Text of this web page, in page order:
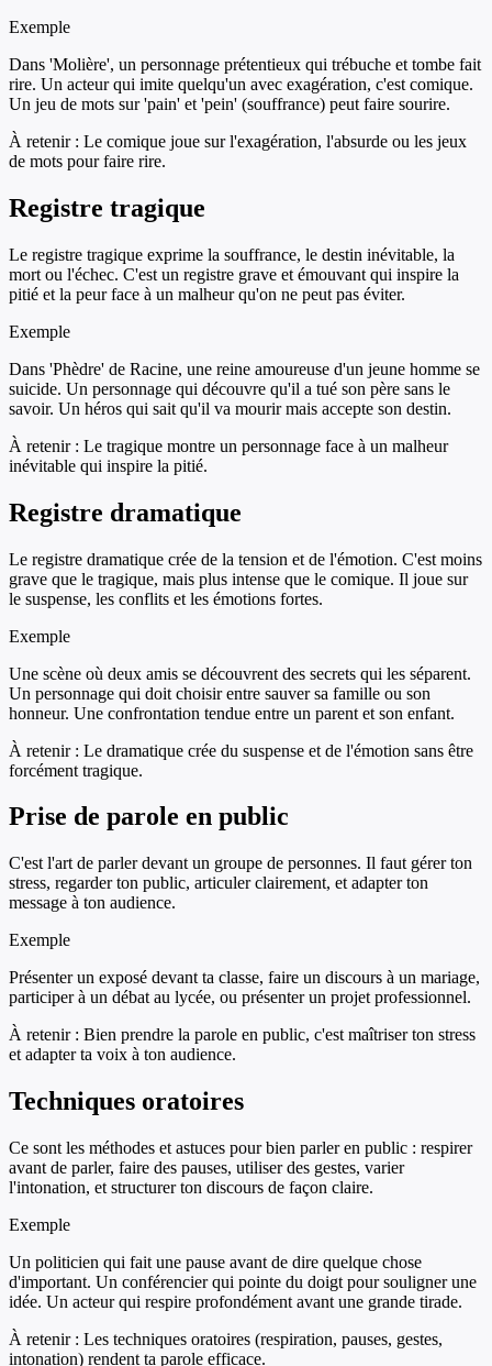
Exemple
Dans 'Molière', un personnage prétentieux qui trébuche et tombe fait
rire. Un acteur qui imite quelqu'un avec exagération, c'est comique.
Un jeu de mots sur 'pain' et 'pein' (souffrance) peut faire sourire.
À retenir : Le comique joue sur l'exagération, l'absurde ou les jeux
de mots pour faire rire.
Registre tragique
Le registre tragique exprime la souffrance, le destin inévitable, la
mort ou l'échec. C'est un registre grave et émouvant qui inspire la
pitié et la peur face à un malheur qu'on ne peut pas éviter.
Exemple
Dans 'Phèdre' de Racine, une reine amoureuse d'un jeune homme se
suicide. Un personnage qui découvre qu'il a tué son père sans le
savoir. Un héros qui sait qu'il va mourir mais accepte son destin.
À retenir : Le tragique montre un personnage face à un malheur
inévitable qui inspire la pitié.
Registre dramatique
Le registre dramatique crée de la tension et de l'émotion. C'est moins
grave que le tragique, mais plus intense que le comique. Il joue sur
le suspense, les conflits et les émotions fortes.
Exemple
Une scène où deux amis se découvrent des secrets qui les séparent.
Un personnage qui doit choisir entre sauver sa famille ou son
honneur. Une confrontation tendue entre un parent et son enfant.
À retenir : Le dramatique crée du suspense et de l'émotion sans être
forcément tragique.
Prise de parole en public
C'est l'art de parler devant un groupe de personnes. Il faut gérer ton
stress, regarder ton public, articuler clairement, et adapter ton
message à ton audience.
Exemple
Présenter un exposé devant ta classe, faire un discours à un mariage,
participer à un débat au lycée, ou présenter un projet professionnel.
À retenir : Bien prendre la parole en public, c'est maîtriser ton stress
et adapter ta voix à ton audience.
Techniques oratoires
Ce sont les méthodes et astuces pour bien parler en public : respirer
avant de parler, faire des pauses, utiliser des gestes, varier
l'intonation, et structurer ton discours de façon claire.
Exemple
Un politicien qui fait une pause avant de dire quelque chose
d'important. Un conférencier qui pointe du doigt pour souligner une
idée. Un acteur qui respire profondément avant une grande tirade.
À retenir : Les techniques oratoires (respiration, pauses, gestes,
intonation) rendent ta parole efficace.